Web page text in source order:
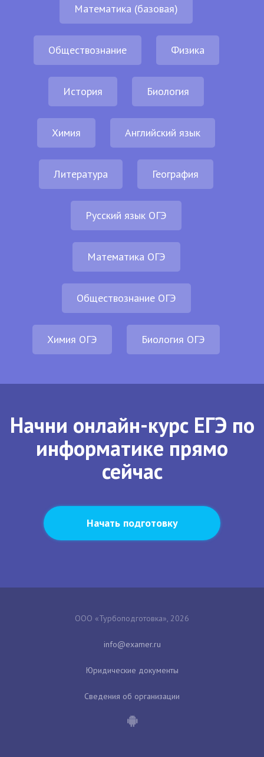
Математика (базовая)
Обществознание Физика
История Биология
Химия Английский язык
Литература География
Русский язык ОГЭ
Математика ОГЭ
Обществознание ОГЭ
Химия ОГЭ Биология ОГЭ
Начни онлайн-курс ЕГЭ по
информатике прямо
сейчас
Начать подготовку
ООО «Турбоподготовка», 2026
Юридические документы
Сведения об организации